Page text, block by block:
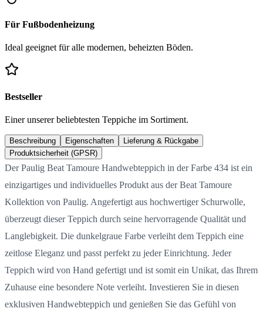
Für Fußbodenheizung
Ideal geeignet für alle modernen, beheizten Böden.
Bestseller
Einer unserer beliebtesten Teppiche im Sortiment.
Beschreibung Eigenschaften
Lieferung & Rückgabe
Produktsicherheit (GPSR)
Der Paulig Beat Tamoure Handwebteppich in der Farbe 434 ist ein
einzigartiges und individuelles Produkt aus der Beat Tamoure
Kollektion von Paulig. Angefertigt aus hochwertiger Schurwolle,
überzeugt dieser Teppich durch seine hervorragende Qualität und
Langlebigkeit. Die dunkelgraue Farbe verleiht dem Teppich eine
zeitlose Eleganz und passt perfekt zu jeder Einrichtung. Jeder
Teppich wird von Hand gefertigt und ist somit ein Unikat, das Ihrem
Zuhause eine besondere Note verleiht. Investieren Sie in diesen
exklusiven Handwebteppich und genießen Sie das Gefühl von